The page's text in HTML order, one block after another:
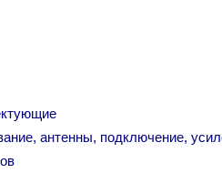
антенны, подключение,